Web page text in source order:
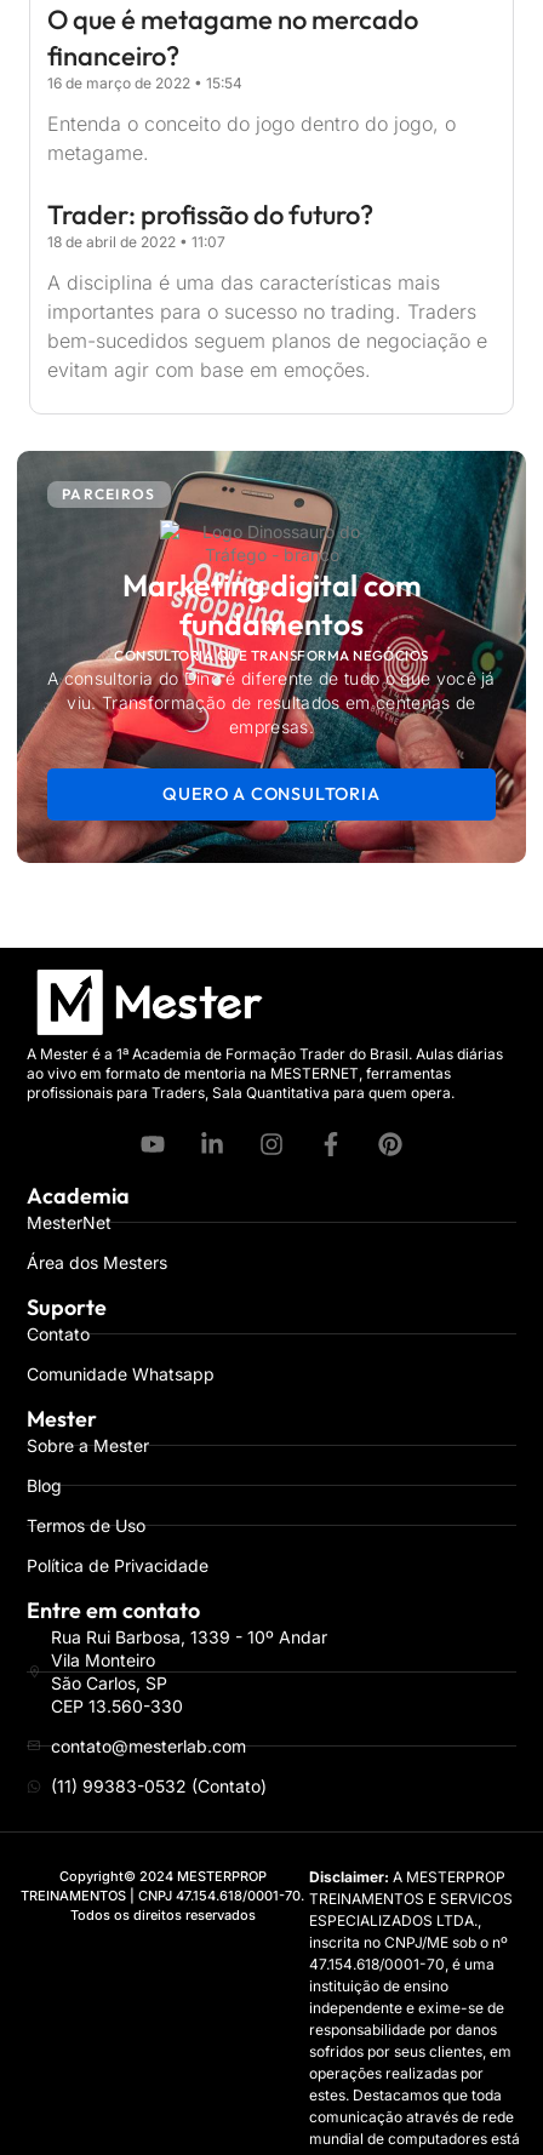
O que é metagame no mercado
financeiro?
16 de março de 2022 15:54
Entenda o conceito do jogo dentro do jogo, o
metagame.
Trader: profissão do futuro?
18 de abril de 2022 11:07
A disciplina é uma das características mais
importantes para o sucesso no trading. Traders
bem-sucedidos seguem planos de negociação e
evitam agir com base em emoções.
PARCEIROS
Marketing digital com
fundamentos
CONSULTORIA QUE TRANSFORMA NEGÓCIOS
A consultoria do Dino é diferente de tudo o que você já
viu. Transformação de resultados em centenas de
empresas.
QUERO A CONSULTORIA
A Mester é a 1ª Academia de Formação Trader do Brasil. Aulas diárias
ao vivo em formato de mentoria na MESTERNET, ferramentas
profissionais para Traders, Sala Quantitativa para quem opera.
Academia
MesterNet
Área dos Mesters
Suporte
Contato
Comunidade Whatsapp
Mester
Sobre a Mester
Blog
Termos de Uso
Política de Privacidade
Entre em contato
Rua Rui Barbosa, 1339 - 10º Andar
Vila Monteiro
São Carlos, SP
CEP 13.560-330
contato@mesterlab.com
(11) 99383-0532 (Contato)
Copyright© 2024 MESTERPROP
TREINAMENTOS | CNPJ 47.154.618/0001-70.
Todos os direitos reservados
Disclaimer: A MESTERPROP
TREINAMENTOS E SERVICOS
ESPECIALIZADOS LTDA.,
inscrita no CNPJ/ME sob o nº
47.154.618/0001-70, é uma
instituição de ensino
independente e exime-se de
responsabilidade por danos
sofridos por seus clientes, em
operações realizadas por
estes. Destacamos que toda
comunicação através de rede
mundial de computadores está